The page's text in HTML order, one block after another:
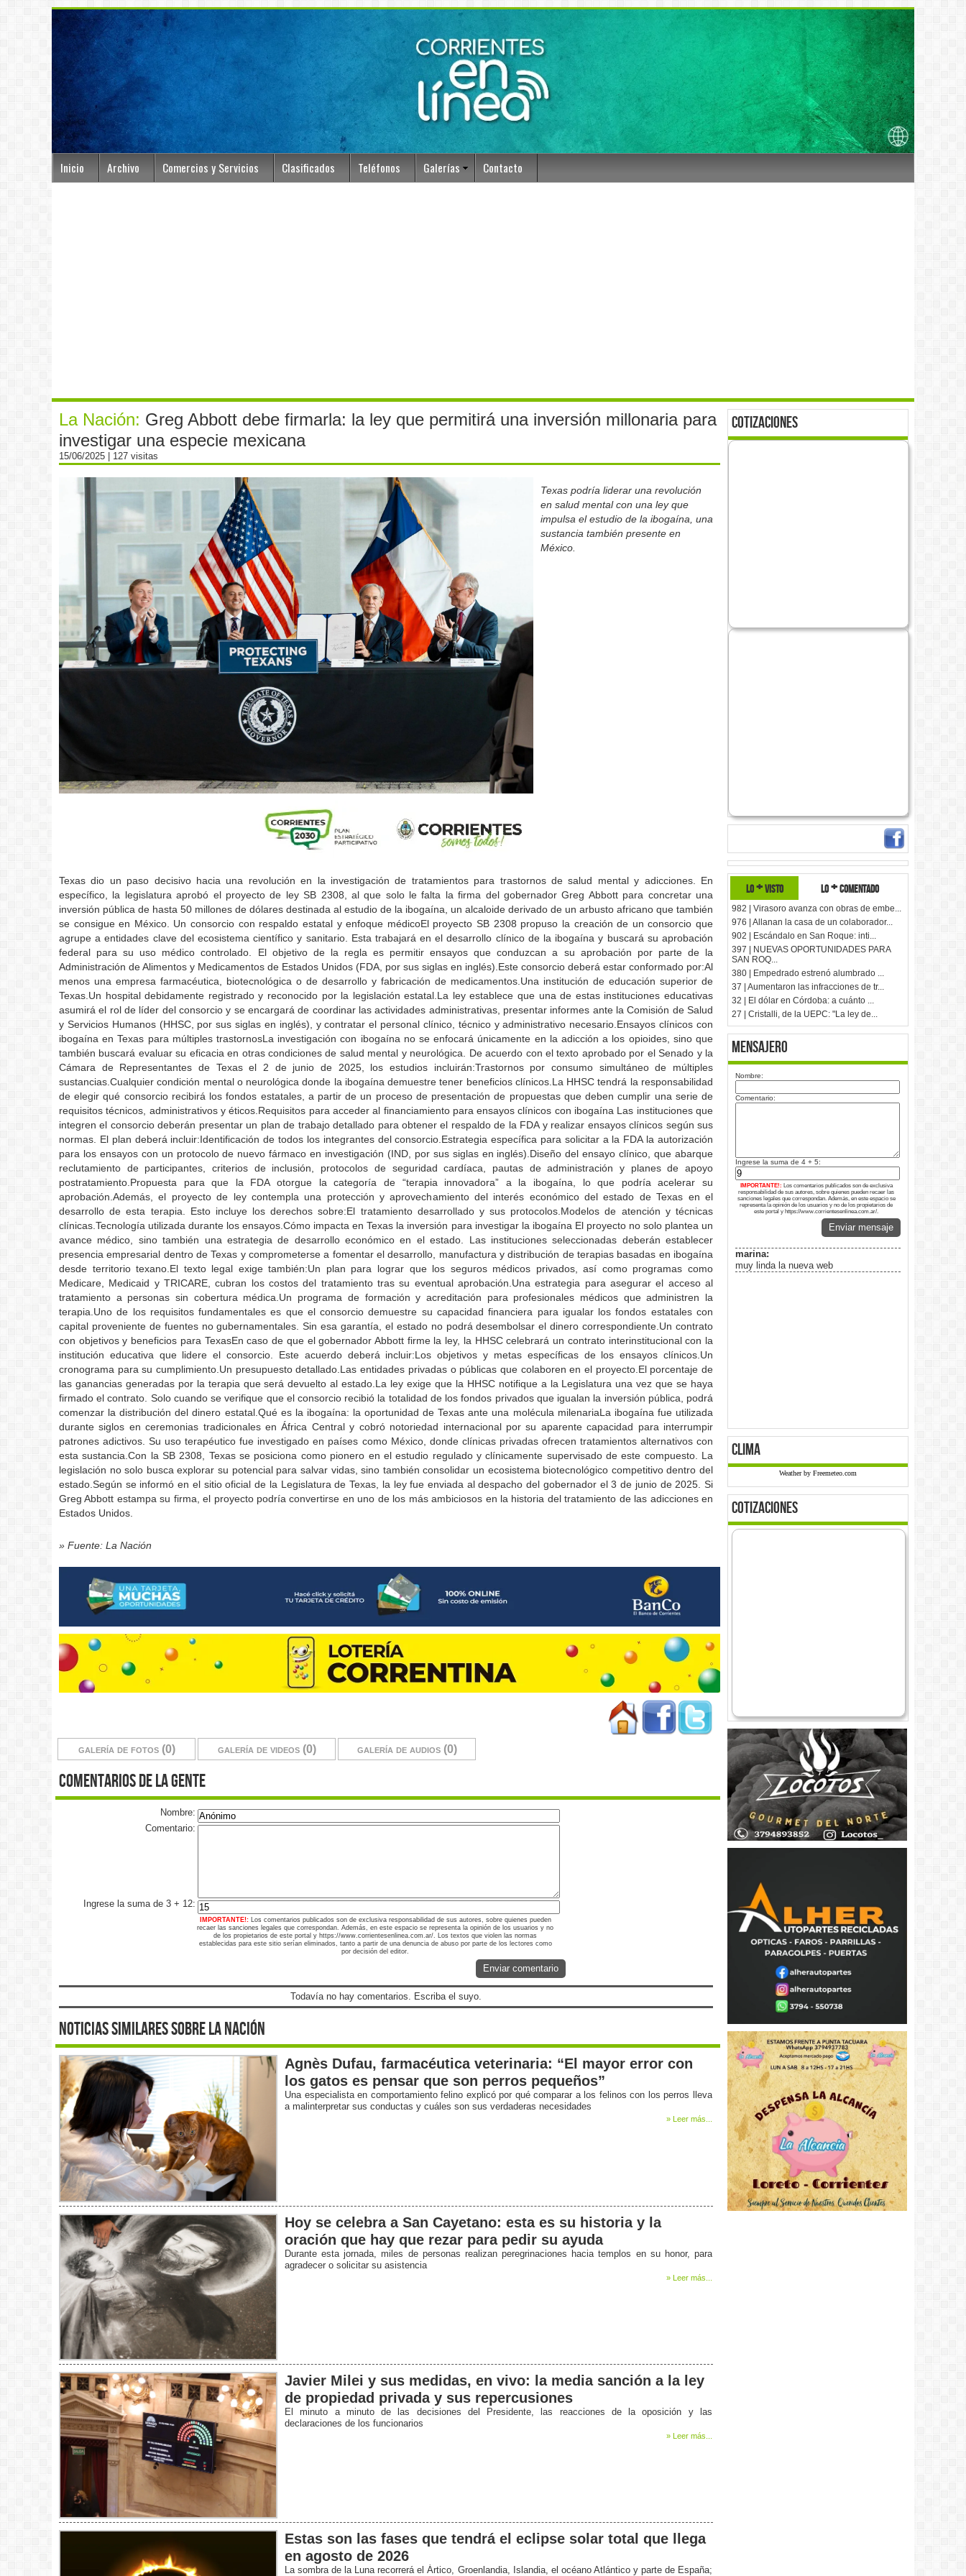
Inicio Archivo Comercios y Servicios Clasificados Teléfonos Galerías Contacto
La Nación: Greg Abbott debe firmarla: la ley que permitirá una inversión millonaria para
investigar una especie mexicana
15/06/2025 | 127 visitas
Texas podría liderar una revolución
en salud mental con una ley que
impulsa el estudio de la ibogaína, una
sustancia también presente en
México.
Texas dio un paso decisivo hacia una revolución en la investigación de tratamientos para trastornos de salud mental y adicciones. En
específico, la legislatura aprobó el proyecto de ley SB 2308, al que solo le falta la firma del gobernador Greg Abbott para concretar una
inversión pública de hasta 50 millones de dólares destinada al estudio de la ibogaína, un alcaloide derivado de un arbusto africano que también
se consigue en México. Un consorcio con respaldo estatal y enfoque médicoEl proyecto SB 2308 propuso la creación de un consorcio que
agrupe a entidades clave del ecosistema científico y sanitario. Esta trabajará en el desarrollo clínico de la ibogaína y buscará su aprobación
federal para su uso médico controlado. El objetivo de la regla es permitir ensayos que conduzcan a su aprobación por parte de la
Administración de Alimentos y Medicamentos de Estados Unidos (FDA, por sus siglas en inglés).Este consorcio deberá estar conformado por:Al
menos una empresa farmacéutica, biotecnológica o de desarrollo y fabricación de medicamentos.Una institución de educación superior de
Texas.Un hospital debidamente registrado y reconocido por la legislación estatal.La ley establece que una de estas instituciones educativas
asumirá el rol de líder del consorcio y se encargará de coordinar las actividades administrativas, presentar informes ante la Comisión de Salud
y Servicios Humanos (HHSC, por sus siglas en inglés), y contratar el personal clínico, técnico y administrativo necesario.Ensayos clínicos con
ibogaína en Texas para múltiples trastornosLa investigación con ibogaína no se enfocará únicamente en la adicción a los opioides, sino que
también buscará evaluar su eficacia en otras condiciones de salud mental y neurológica. De acuerdo con el texto aprobado por el Senado y la
Cámara de Representantes de Texas el 2 de junio de 2025, los estudios incluirán:Trastornos por consumo simultáneo de múltiples
sustancias.Cualquier condición mental o neurológica donde la ibogaína demuestre tener beneficios clínicos.La HHSC tendrá la responsabilidad
de elegir qué consorcio recibirá los fondos estatales, a partir de un proceso de presentación de propuestas que deben cumplir una serie de
requisitos técnicos, administrativos y éticos.Requisitos para acceder al financiamiento para ensayos clínicos con ibogaína Las instituciones que
integren el consorcio deberán presentar un plan de trabajo detallado para obtener el respaldo de la FDA y realizar ensayos clínicos según sus
normas. El plan deberá incluir:Identificación de todos los integrantes del consorcio.Estrategia específica para solicitar a la FDA la autorización
para los ensayos con un protocolo de nuevo fármaco en investigación (IND, por sus siglas en inglés).Diseño del ensayo clínico, que abarque
reclutamiento de participantes, criterios de inclusión, protocolos de seguridad cardíaca, pautas de administración y planes de apoyo
postratamiento.Propuesta para que la FDA otorgue la categoría de “terapia innovadora” a la ibogaína, lo que podría acelerar su
aprobación.Además, el proyecto de ley contempla una protección y aprovechamiento del interés económico del estado de Texas en el
desarrollo de esta terapia. Esto incluye los derechos sobre:El tratamiento desarrollado y sus protocolos.Modelos de atención y técnicas
clínicas.Tecnología utilizada durante los ensayos.Cómo impacta en Texas la inversión para investigar la ibogaína El proyecto no solo plantea un
avance médico, sino también una estrategia de desarrollo económico en el estado. Las instituciones seleccionadas deberán establecer
presencia empresarial dentro de Texas y comprometerse a fomentar el desarrollo, manufactura y distribución de terapias basadas en ibogaína
desde territorio texano.El texto legal exige también:Un plan para lograr que los seguros médicos privados, así como programas como
Medicare, Medicaid y TRICARE, cubran los costos del tratamiento tras su eventual aprobación.Una estrategia para asegurar el acceso al
tratamiento a personas sin cobertura médica.Un programa de formación y acreditación para profesionales médicos que administren la
terapia.Uno de los requisitos fundamentales es que el consorcio demuestre su capacidad financiera para igualar los fondos estatales con
capital proveniente de fuentes no gubernamentales. Sin esa garantía, el estado no podrá desembolsar el dinero correspondiente.Un contrato
con objetivos y beneficios para TexasEn caso de que el gobernador Abbott firme la ley, la HHSC celebrará un contrato interinstitucional con la
institución educativa que lidere el consorcio. Este acuerdo deberá incluir:Los objetivos y metas específicas de los ensayos clínicos.Un
cronograma para su cumplimiento.Un presupuesto detallado.Las entidades privadas o públicas que colaboren en el proyecto.El porcentaje de
las ganancias generadas por la terapia que será devuelto al estado.La ley exige que la HHSC notifique a la Legislatura una vez que se haya
firmado el contrato. Solo cuando se verifique que el consorcio recibió la totalidad de los fondos privados que igualan la inversión pública, podrá
comenzar la distribución del dinero estatal.Qué es la ibogaína: la oportunidad de Texas ante una molécula milenariaLa ibogaína fue utilizada
durante siglos en ceremonias tradicionales en África Central y cobró notoriedad internacional por su aparente capacidad para interrumpir
patrones adictivos. Su uso terapéutico fue investigado en países como México, donde clínicas privadas ofrecen tratamientos alternativos con
esta sustancia.Con la SB 2308, Texas se posiciona como pionero en el estudio regulado y clínicamente supervisado de este compuesto. La
legislación no solo busca explorar su potencial para salvar vidas, sino también consolidar un ecosistema biotecnológico competitivo dentro del
estado.Según se informó en el sitio oficial de la Legislatura de Texas, la ley fue enviada al despacho del gobernador el 3 de junio de 2025. Si
Greg Abbott estampa su firma, el proyecto podría convertirse en uno de los más ambiciosos en la historia del tratamiento de las adicciones en
Estados Unidos.
» Fuente: La Nación
galería de fotos (0) galería de videos (0) galería de audios (0)
comentarios de la gente
Nombre:
Comentario:
Ingrese la suma de 3 + 12:
IMPORTANTE!: Los comentarios publicados son de exclusiva responsabilidad de sus autores, sobre quienes pueden
recaer las sanciones legales que correspondan. Además, en este espacio se representa la opinión de los usuarios y no
de los propietarios de este portal y https://www.corrientesenlinea.com.ar/. Los textos que violen las normas
establecidas para este sitio serían eliminados, tanto a partir de una denuncia de abuso por parte de los lectores como
por decisión del editor.
Enviar comentario
Todavía no hay comentarios. Escriba el suyo.
noticias similares sobre la nación
Agnès Dufau, farmacéutica veterinaria: “El mayor error con
los gatos es pensar que son perros pequeños”
Una especialista en comportamiento felino explicó por qué comparar a los felinos con los perros lleva
a malinterpretar sus conductas y cuáles son sus verdaderas necesidades
» Leer más...
Hoy se celebra a San Cayetano: esta es su historia y la
oración que hay que rezar para pedir su ayuda
Durante esta jornada, miles de personas realizan peregrinaciones hacia templos en su honor, para
agradecer o solicitar su asistencia
» Leer más...
Javier Milei y sus medidas, en vivo: la media sanción a la ley
de propiedad privada y sus repercusiones
El minuto a minuto de las decisiones del Presidente, las reacciones de la oposición y las
declaraciones de los funcionarios
» Leer más...
Estas son las fases que tendrá el eclipse solar total que llega
en agosto de 2026
La sombra de la Luna recorrerá el Ártico, Groenlandia, Islandia, el océano Atlántico y parte de España;
cotizaciones
lo + visto lo + comentado
982 | Virasoro avanza con obras de embe...
976 | Allanan la casa de un colaborador...
902 | Escándalo en San Roque: inti...
397 | NUEVAS OPORTUNIDADES PARA
SAN ROQ...
380 | Empedrado estrenó alumbrado ...
37 | Aumentaron las infracciones de tr...
32 | El dólar en Córdoba: a cuánto ...
27 | Cristalli, de la UEPC: "La ley de...
Mensajero
Nombre:
Comentario:
Ingrese la suma de 4 + 5:
IMPORTANTE!: Los comentarios publicados son de exclusiva
responsabilidad de sus autores, sobre quienes pueden recaer las
sanciones legales que correspondan. Además, en este espacio se
representa la opinión de los usuarios y no de los propietarios de
este portal y https://www.corrientesenlinea.com.ar/.
Enviar mensaje
marina:
muy linda la nueva web
clima
Weather by Freemeteo.com
cotizaciones